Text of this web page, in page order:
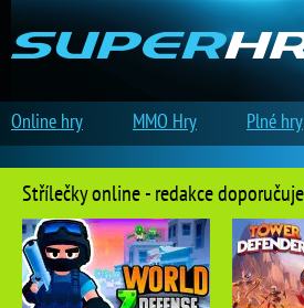
Střílečky online - redakce doporučuje
Online hry MMO Hry Plné hry